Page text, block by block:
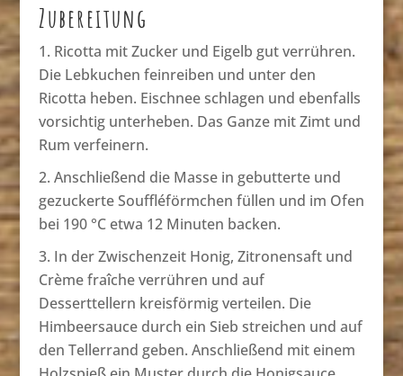
Zubereitung
Ricotta mit Zucker und Eigelb gut verrühren.
Die Lebkuchen feinreiben und unter den
Ricotta heben. Eischnee schlagen und ebenfalls
vorsichtig unterheben. Das Ganze mit Zimt und
Rum verfeinern.
Anschließend die Masse in gebutterte und
gezuckerte Souffléförmchen füllen und im Ofen
bei 190 °C etwa 12 Minuten backen.
In der Zwischenzeit Honig, Zitronensaft und
Crème fraîche verrühren und auf
Desserttellern kreisförmig verteilen. Die
Himbeersauce durch ein Sieb streichen und auf
den Tellerrand geben. Anschließend mit einem